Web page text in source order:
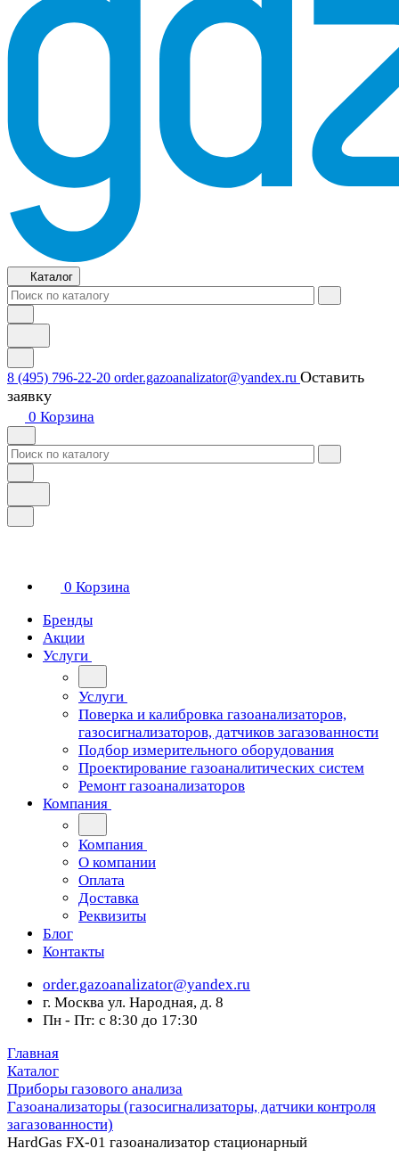
Каталог
8 (495) 796-22-20 order.gazoanalizator@yandex.ru Оставить
заявку
0 Корзина
0 Корзина
Бренды
Акции
Услуги
Услуги
Поверка и калибровка газоанализаторов,
газосигнализаторов, датчиков загазованности
Подбор измерительного оборудования
Проектирование газоаналитических систем
Ремонт газоанализаторов
Компания
Компания
О компании
Оплата
Доставка
Реквизиты
Блог
Контакты
order.gazoanalizator@yandex.ru
г. Москва ул. Народная, д. 8
Пн - Пт: с 8:30 до 17:30
Главная
Каталог
Приборы газового анализа
Газоанализаторы (газосигнализаторы, датчики контроля
загазованности)
HardGas FX-01 газоанализатор стационарный